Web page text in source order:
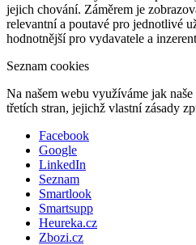
jejich chování. Záměrem je
relevantní a poutavé pro jednotlivé
hodnotnější pro vydavatele a
Seznam cookies
Na našem webu využíváme jak
třetích stran, jejichž vlastní zásady
Facebook
Google
LinkedIn
Seznam
Smartlook
Smartsupp
Heureka.cz
Zbozi.cz